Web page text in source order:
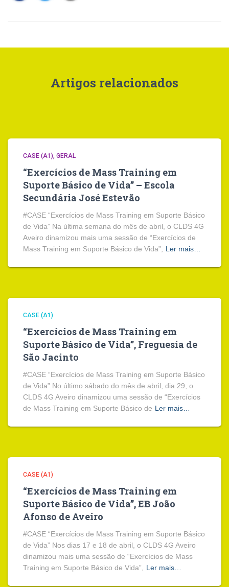
Artigos relacionados
CASE (A1) GERAL
“Exercícios de Mass Training em
Suporte Básico de Vida” – Escola
Secundária José Estevão
#CASE “Exercícios de Mass Training em Suporte Básico
de Vida” Na última semana do mês de abril, o CLDS 4G
Aveiro dinamizou mais uma sessão de “Exercícios de
Mass Training em Suporte Básico de Vida”,
Ler mais…
CASE (A1)
“Exercícios de Mass Training em
Suporte Básico de Vida”, Freguesia de
São Jacinto
#CASE “Exercícios de Mass Training em Suporte Básico
de Vida” No último sábado do mês de abril, dia 29, o
CLDS 4G Aveiro dinamizou uma sessão de “Exercícios
de Mass Training em Suporte Básico de Ler mais…
CASE (A1)
“Exercícios de Mass Training em
Suporte Básico de Vida”, EB João
Afonso de Aveiro
#CASE “Exercícios de Mass Training em Suporte Básico
de Vida” Nos dias 17 e 18 de abril, o CLDS 4G Aveiro
dinamizou mais uma sessão de “Exercícios de Mass
Training em Suporte Básico de Vida”,
Ler mais…